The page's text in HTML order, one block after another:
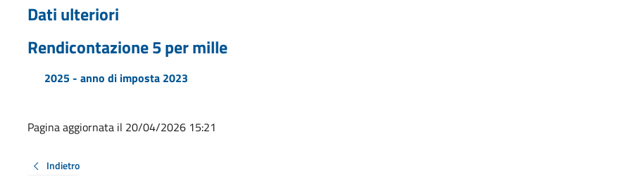
Dati ulteriori
Rendicontazione 5 per mille
2025 - anno di imposta 2023
Pagina aggiornata il 20/04/2026 15:21
Indietro